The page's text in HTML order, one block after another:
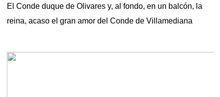
El Conde duque de Olivares y, al fondo, en un balcón, la
reina, acaso el gran amor del Conde de Villamediana